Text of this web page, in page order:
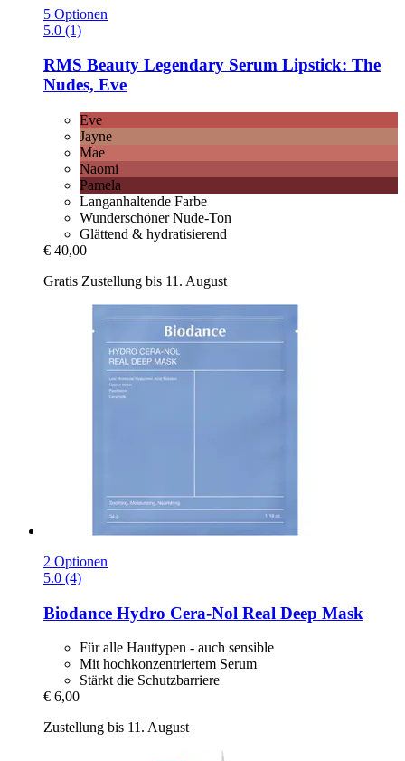
5 Optionen
5.0 (1)
RMS Beauty Legendary Serum Lipstick: The
Nudes, Eve
Eve
Jayne
Mae
Naomi
Pamela
Langanhaltende Farbe
Wunderschöner Nude-Ton
Glättend & hydratisierend
€ 40,00
Gratis Zustellung bis 11. August
2 Optionen
5.0 (4)
Biodance Hydro Cera-​Nol Real Deep Mask
Für alle Hauttypen - auch sensible
Mit hochkonzentriertem Serum
Stärkt die Schutzbarriere
€ 6,00
Zustellung bis 11. August